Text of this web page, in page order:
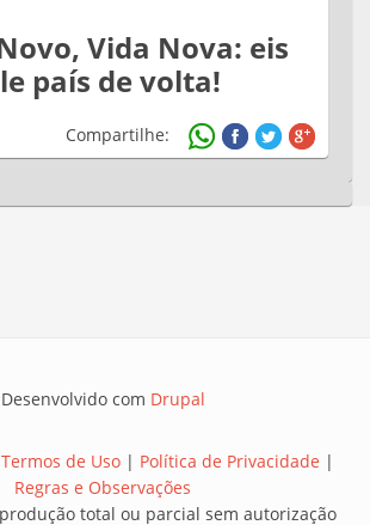
Vida Nova: eis
país de volta!
Compartilhe:
Desenvolvido com Drupal
Termos de Uso| Política de Privacidade |
Regras e Observações
total ou parcial sem autorização